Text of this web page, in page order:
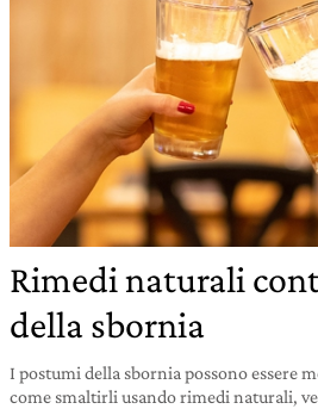
Rimedi naturali
della sbornia
I postumi della sbornia possono essere
come smaltirli usando rimedi naturali,